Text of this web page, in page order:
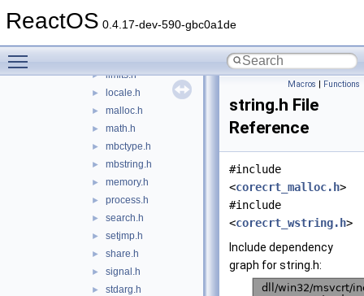
ReactOS 0.4.17-dev-590-gbc0a1de
► intrin.h
► limits.h
► locale.h
► malloc.h
► math.h
► mbctype.h
► mbstring.h
► memory.h
► process.h
► search.h
► setjmp.h
► share.h
► signal.h
► stdarg.h
Macros | Functions
string.h File
Reference
#include
<corecrt_malloc.h>
#include
<corecrt_wstring.h>
Include dependency
graph for string.h: